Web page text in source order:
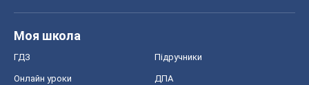
Моя школа
ГДЗ Підручники
Онлайн уроки ДПА